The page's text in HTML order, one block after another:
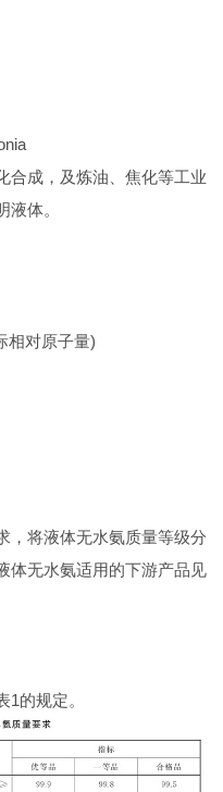
合成，及炼油、焦化等工业
体。
相对原子量)
，将液体无水氨质量等级分
体无水氨适用的下游产品见
的规定。